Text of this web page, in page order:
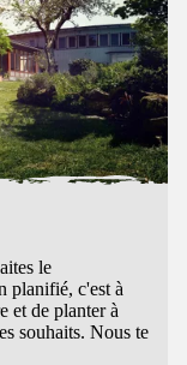
le
planifié, c'est à
et de planter à
souhaits. Nous te